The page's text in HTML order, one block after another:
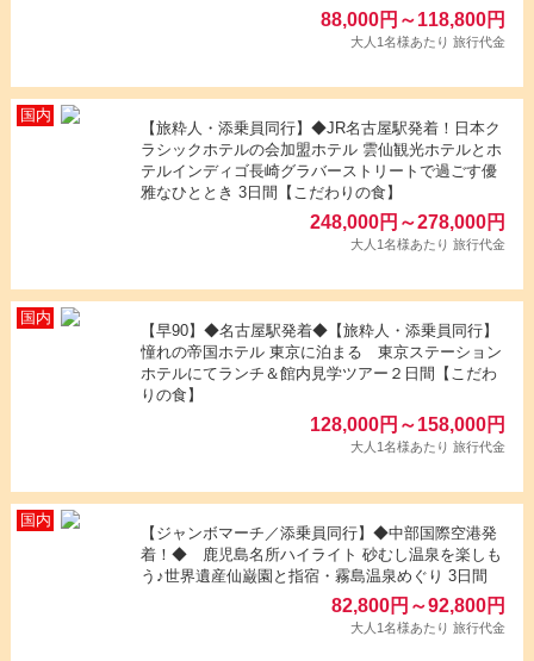
88,000円 ～118,800円
大人1名様あたり 旅行代金
【旅粋人・添乗員同行】◆JR名古屋駅発着！日本ク
ラシックホテルの会加盟ホテル 雲仙観光ホテルとホ
テルインディゴ長崎グラバーストリートで過ごす優
雅なひととき 3日間【こだわりの食】
248,000円 ～278,000円
大人1名様あたり 旅行代金
【早90】◆名古屋駅発着◆【旅粋人・添乗員同行】
憧れの帝国ホテル 東京に泊まる 東京ステーション
ホテルにてランチ＆館内見学ツアー２日間【こだわ
りの食】
128,000円 ～158,000円
大人1名様あたり 旅行代金
【ジャンボマーチ／添乗員同行】◆中部国際空港発
着！◆ 鹿児島名所ハイライト 砂むし温泉を楽しも
う♪世界遺産仙巌園と指宿・霧島温泉めぐり 3日間
82,800円 ～92,800円
大人1名様あたり 旅行代金